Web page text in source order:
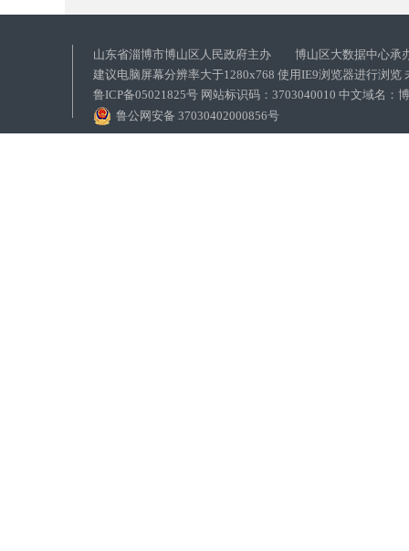
山东省淄博市博山区人民政府主办 博山区大数据中心承
建议电脑屏幕分辨率大于1280x768 使用IE9浏览器进行浏览
鲁ICP备05021825号 网站标识码：3703040010 中文域名：
鲁公网安备 37030402000856号